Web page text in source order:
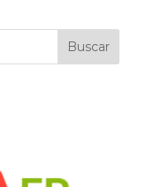
Buscar